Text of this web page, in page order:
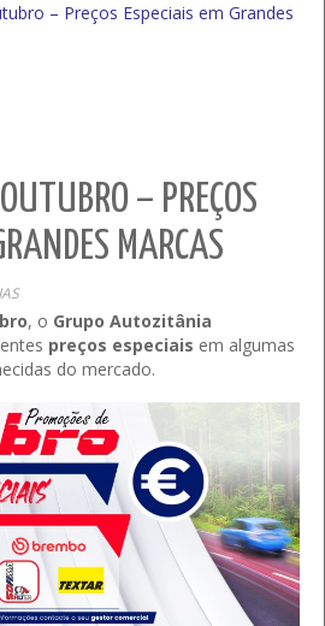
– Preços Especiais em Grandes
– PREÇOS
MARCAS
, o Grupo Autozitânia
preços especiais em algumas
do mercado.